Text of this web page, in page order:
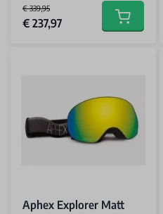
€ 339,95
Special Price
€ 237,97 Add to cart
Aphex Explorer Matt